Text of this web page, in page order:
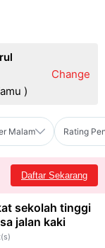
)
Change
Malam Rating
Daftar Sekarang
sekolah tinggi
jalan kaki